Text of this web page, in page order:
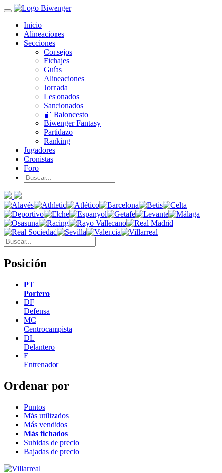
Inicio
Alineaciones
Secciones
Consejos
Fichajes
Guías
Alineaciones
Jornada
Lesionados
Sancionados
🏀 Baloncesto
Biwenger Fantasy
Partidazo
Ranking
Jugadores
Cronistas
Foro
Posición
PT
Portero
DF
Defensa
MC
Centrocampista
DL
Delantero
E
Entrenador
Ordenar por
Puntos
Más utilizados
Más vendidos
Más fichados
Subidas de precio
Bajadas de precio